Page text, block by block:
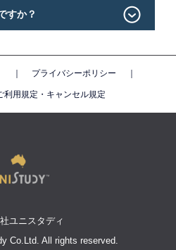
すか？
プライバシーポリシー
利用規定・キャンセル規定
ユニスタディ
Co.Ltd. All rights reserved.